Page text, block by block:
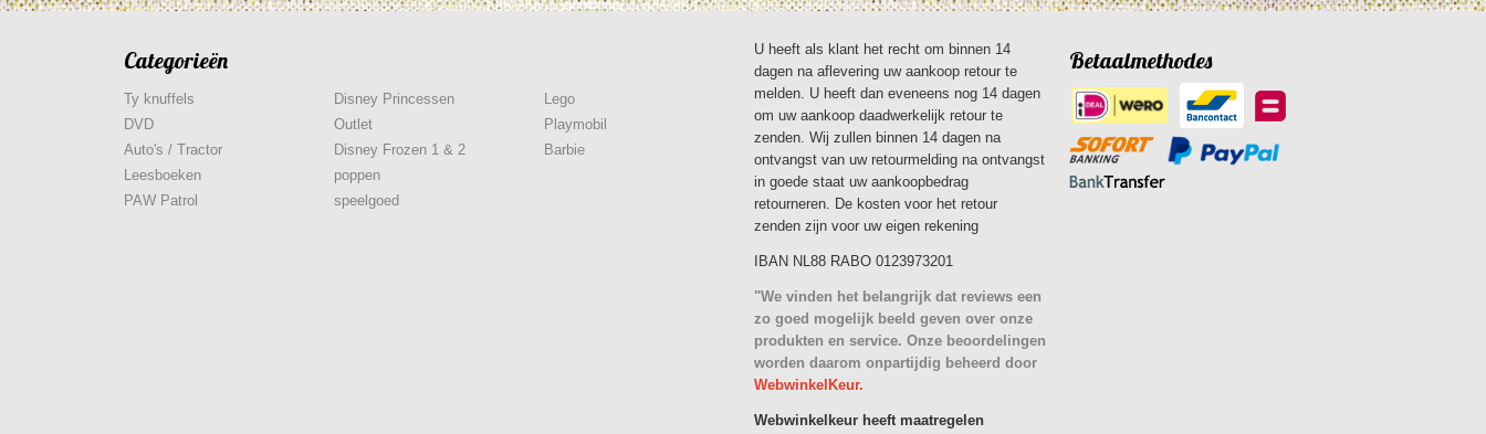
Categorieën
Ty knuffels
DVD
Auto's / Tractor
Leesboeken
PAW Patrol
Disney Princessen
Outlet
Disney Frozen 1 & 2
poppen
speelgoed
Lego
Playmobil
Barbie
U heeft als klant het recht om binnen 14
dagen na aflevering uw aankoop retour te
melden. U heeft dan eveneens nog 14 dagen
om uw aankoop daadwerkelijk retour te
zenden. Wij zullen binnen 14 dagen na
ontvangst van uw retourmelding na ontvangst
in goede staat uw aankoopbedrag
retourneren. De kosten voor het retour
zenden zijn voor uw eigen rekening
IBAN NL88 RABO 0123973201
"We vinden het belangrijk dat reviews een
zo goed mogelijk beeld geven over onze
produkten en service. Onze beoordelingen
worden daarom onpartijdig beheerd door
WebwinkelKeur.
Webwinkelkeur heeft maatregelen
Betaalmethodes